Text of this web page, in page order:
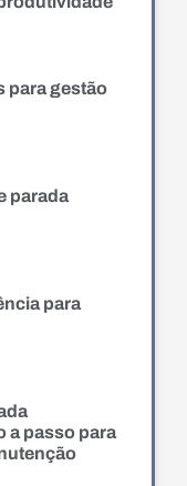
para gestão
parada
para
a passo para